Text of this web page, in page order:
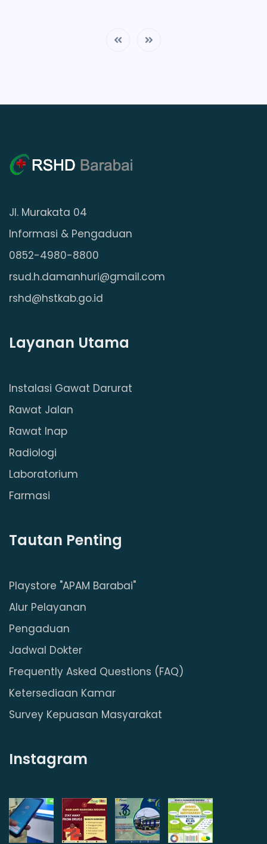
Jl. Murakata 04
Informasi & Pengaduan
0852-4980-8800
rsud.h.damanhuri@gmail.com
rshd@hstkab.go.id
Layanan Utama
Instalasi Gawat Darurat
Rawat Jalan
Rawat Inap
Radiologi
Laboratorium
Farmasi
Tautan Penting
Playstore "APAM Barabai"
Alur Pelayanan
Pengaduan
Jadwal Dokter
Frequently Asked Questions (FAQ)
Ketersediaan Kamar
Survey Kepuasan Masyarakat
Instagram